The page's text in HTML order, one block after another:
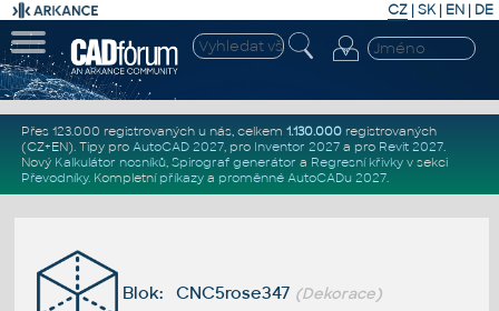
CZ | SK| EN | DE
Přes 123.000 registrovaných u nás, celkem 1.130.000registrovaných
(CZ+EN). Tipy pro AutoCAD 2027, pro Inventor 2027a pro Revit 2027.
Nový Kalkulátor nosníků, Spirograf generátor a Regresní křivkyv sekci
Převodníky. Kompletní příkazya proměnné AutoCADu 2027.
Blok: CNC5rose347 (Dekorace)